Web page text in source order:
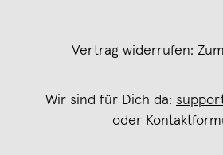
Vertrag widerrufen:
Wir sind für Dich da:
oder